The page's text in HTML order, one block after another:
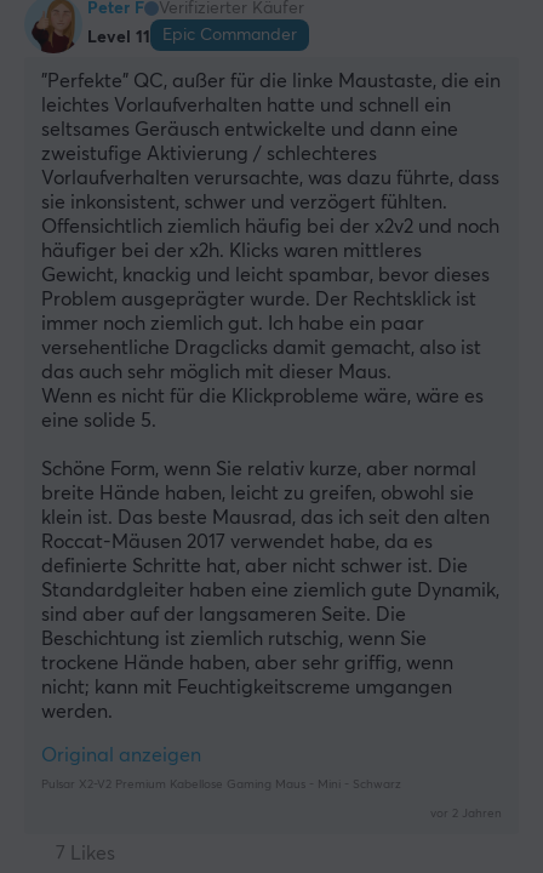
Peter F
Verifizierter Käufer
Level 11
Epic Commander
"Perfekte" QC, außer für die linke Maustaste, die ein
leichtes Vorlaufverhalten hatte und schnell ein
seltsames Geräusch entwickelte und dann eine
zweistufige Aktivierung / schlechteres
Vorlaufverhalten verursachte, was dazu führte, dass
sie inkonsistent, schwer und verzögert fühlten.
Offensichtlich ziemlich häufig bei der x2v2 und noch
häufiger bei der x2h. Klicks waren mittleres
Gewicht, knackig und leicht spambar, bevor dieses
Problem ausgeprägter wurde. Der Rechtsklick ist
immer noch ziemlich gut. Ich habe ein paar
versehentliche Dragclicks damit gemacht, also ist
das auch sehr möglich mit dieser Maus.
Wenn es nicht für die Klickprobleme wäre, wäre es
eine solide 5.
Schöne Form, wenn Sie relativ kurze, aber normal
breite Hände haben, leicht zu greifen, obwohl sie
klein ist. Das beste Mausrad, das ich seit den alten
Roccat-Mäusen 2017 verwendet habe, da es
definierte Schritte hat, aber nicht schwer ist. Die
Standardgleiter haben eine ziemlich gute Dynamik,
sind aber auf der langsameren Seite. Die
Beschichtung ist ziemlich rutschig, wenn Sie
trockene Hände haben, aber sehr griffig, wenn
nicht; kann mit Feuchtigkeitscreme umgangen
werden.
Original anzeigen
Pulsar X2-V2 Premium Kabellose Gaming Maus - Mini - Schwarz
vor 2 Jahren
7 Likes